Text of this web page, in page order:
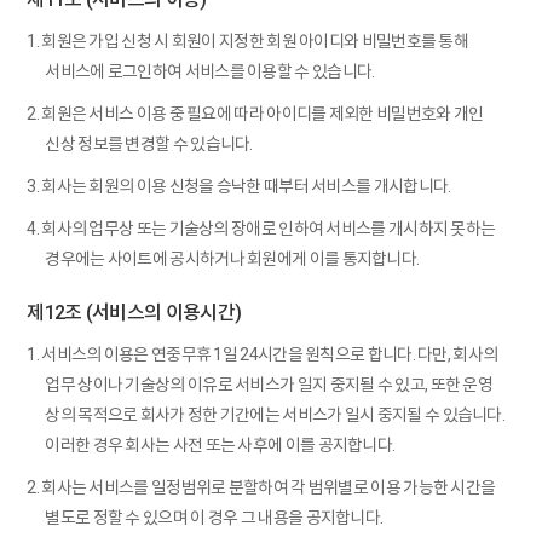
1. 회원은 가입 신청 시 회원이 지정한 회원 아이디와 비밀번호를 통해
서비스에 로그인하여 서비스를 이용할 수 있습니다.
2. 회원은 서비스 이용 중 필요에 따라 아이디를 제외한 비밀번호와 개인
신상 정보를 변경할 수 있습니다.
3. 회사는 회원의 이용 신청을 승낙한 때부터 서비스를 개시합니다.
4. 회사의 업무상 또는 기술상의 장애로 인하여 서비스를 개시하지 못하는
경우에는 사이트에 공시하거나 회원에게 이를 통지합니다.
제12조 (서비스의 이용시간)
1. 서비스의 이용은 연중무휴 1일 24시간을 원칙으로 합니다. 다만, 회사의
업무 상이나 기술상의 이유로 서비스가 일지 중지될 수 있고, 또한 운영
상의 목적으로 회사가 정한 기간에는 서비스가 일시 중지될 수 있습니다.
이러한 경우 회사는 사전 또는 사후에 이를 공지합니다.
2. 회사는 서비스를 일정범위로 분할하여 각 범위별로 이용 가능한 시간을
별도로 정할 수 있으며 이 경우 그 내용을 공지합니다.